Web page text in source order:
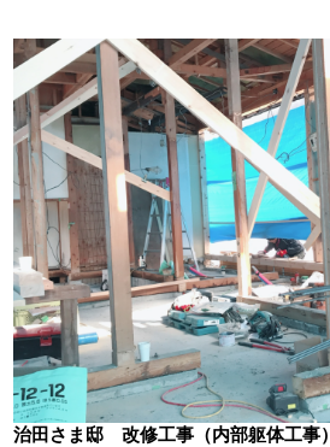
治田さま邸 改修工事（内部躯体工事）